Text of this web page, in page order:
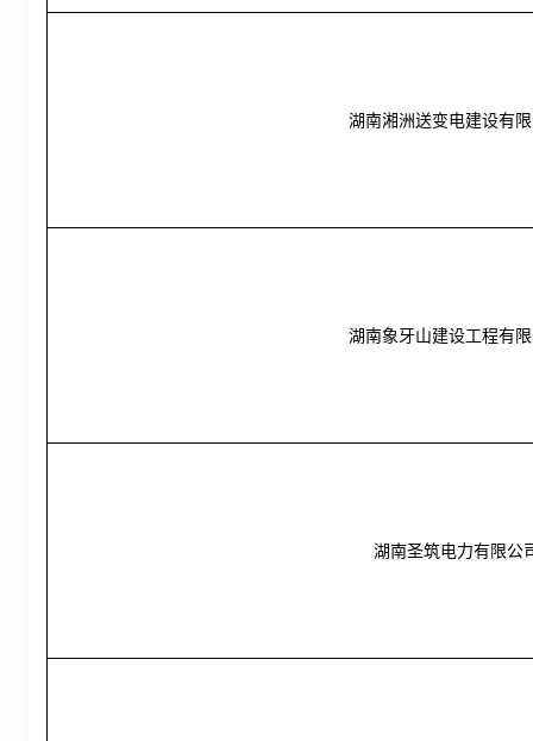
湖南湘洲送变电建设有
湖南象牙山建设工程有
湖南圣筑电力有限公